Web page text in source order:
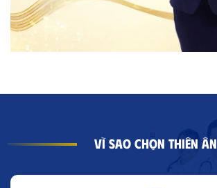
VÌ SAO CHỌN THIÊN ÂN